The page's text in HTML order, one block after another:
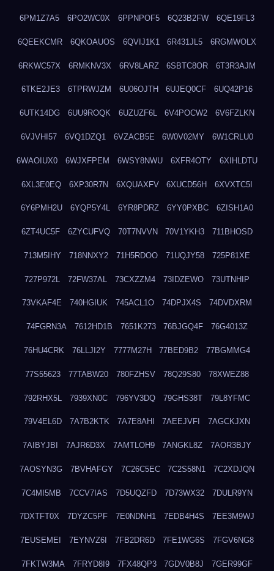
6PM1Z7A5 6PO2WC0X 6PPNPOF5 6Q23B2FW 6QE19FL3
6QEEKCMR 6QKOAUOS 6QVIJ1K1 6R431JL5 6RGMWOLX
6RKWC57X 6RMKNV3X 6RV8LARZ 6SBTC8OR 6T3R3AJM
6TKE2JE3 6TPRWJZM 6U06OJTH 6UJEQ0CF 6UQ42P16
6UTK14DG 6UU9ROQK 6UZUZF6L 6V4POCW2 6V6FZLKN
6VJVHI57 6VQ1DZQ1 6VZACB5E 6W0V02MY 6W1CRLU0
6WAOIUX0 6WJXFPEM 6WSY8NWU 6XFR4OTY 6XIHLDTU
6XL3E0EQ 6XP30R7N 6XQUAXFV 6XUCD56H 6XVXTC5I
6Y6PMH2U 6YQP5Y4L 6YR8PDRZ 6YY0PXBC 6ZISH1A0
6ZT4UC5F 6ZYCUFVQ 70T7NVVN 70V1YKH3 711BHOSD
713M5IHY 718NNXY2 71H5RDOO 71UQJY58 725P81XE
727P972L 72FW37AL 73CXZZM4 73IDZEWO 73UTNHIP
73VKAF4E 740HGIUK 745ACL1O 74DPJX4S 74DVDXRM
74FGRN3A 7612HD1B 7651K273 76BJGQ4F 76G4013Z
76HU4CRK 76LLJI2Y 7777M27H 77BED9B2 77BGMMG4
77S55623 77TABW20 780FZHSV 78Q29S80 78XWEZ88
792RHX5L 7939XN0C 796YV3DQ 79GHS38T 79L8YFMC
79V4EL6D 7A7B2KTK 7A7E8AHI 7AEEJVFI 7AGCKJXN
7AIBYJBI 7AJR6D3X 7AMTLOH9 7ANGKL8Z 7AOR3BJY
7AOSYN3G 7BVHAFGY 7C26C5EC 7C2S58N1 7C2XDJQN
7C4MI5MB 7CCV7IAS 7D5UQZFD 7D73WX32 7DULR9YN
7DXTFT0X 7DYZC5PF 7E0NDNH1 7EDB4H4S 7EE3M9WJ
7EUSEMEI 7EYNVZ6I 7FB2DR6D 7FE1WG6S 7FGV6NG8
7FKTW3MA 7FRYD8I9 7FX48QP3 7GDV0B8J 7GER99GF